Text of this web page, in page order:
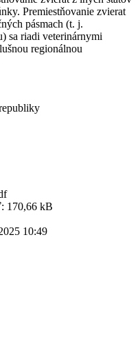
Premiestňovanie zvierat
pásmach (t. j.
sa riadi veterinárnymi
regionálnou
170,66 kB
10:49